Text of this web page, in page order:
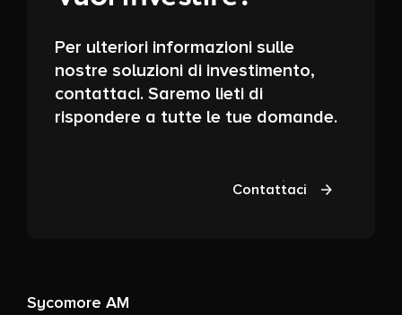
Per ulteriori informazioni sulle
nostre soluzioni di investimento,
contattaci. Saremo lieti di
rispondere a tutte le tue domande.
Contattaci
Sycomore AM